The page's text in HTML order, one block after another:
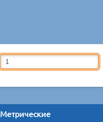
Метрические